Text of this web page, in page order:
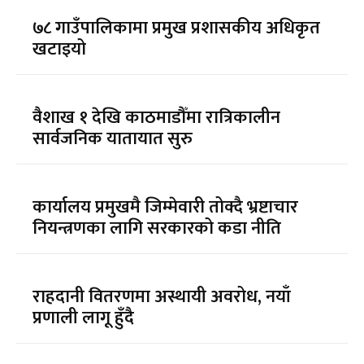
७८ गाउँपालिकामा प्रमुख प्रशासकीय अधिकृत
खटाइयो
वैशाख १ देखि काठमाडौँमा रात्रिकालीन
सार्वजनिक यातायात सुरु
कार्यालय प्रमुखमै जिम्मेवारी तोक्दै भ्रष्टाचार
नियन्त्रणका लागि सरकारको कडा नीति
राहदानी वितरणमा अस्थायी अवरोध, नयाँ
प्रणाली लागू हुँदै